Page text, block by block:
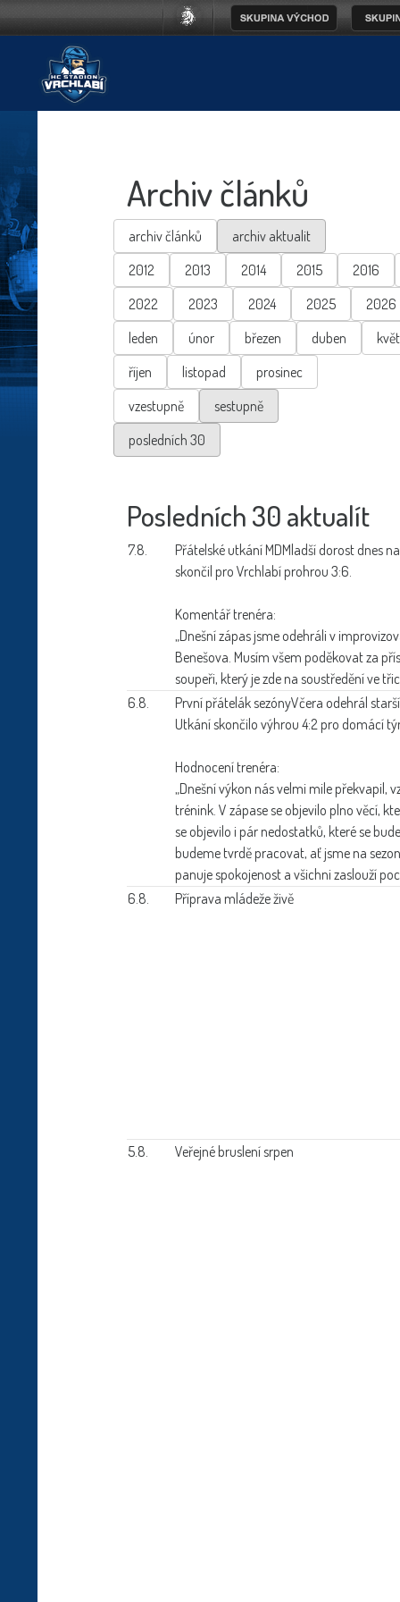
Archiv článků
archiv článků
archiv aktualit
2012
2013 2014 2015
2016
2022
2023 2024 2025
2026
leden
únor březen duben
říjen
listopad
prosinec
vzestupně
sestupně
posledních 30
Posledních 30 aktualít
7.8. Přátelské utkání MDMladší dorost dnes
skončil pro Vrchlabí prohrou 3:6.
Komentář trenéra:
„Dnešní zápas jsme odehráli v
Benešova. Musím všem poděkovat za
soupeři, který je zde na soustředění ve
6.8.
První přátelák sezónyVčera odehrál
Utkání skončilo výhrou 4:2 pro domácí
Hodnocení trenéra:
„Dnešní výkon nás velmi mile překvapil,
trénink. V zápase se objevilo plno věcí,
se objevilo i pár nedostatků, které se
budeme tvrdě pracovat, ať jsme na
panuje spokojenost a všichni zaslouží
6.8.
Příprava mládeže živě
5.8. Veřejné bruslení srpen